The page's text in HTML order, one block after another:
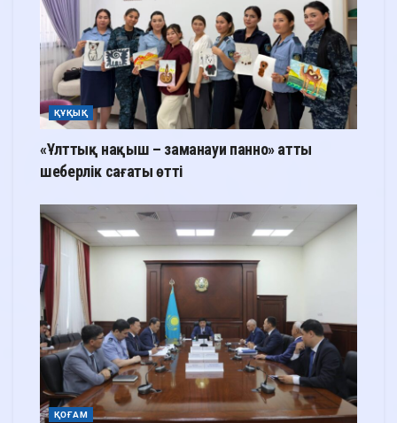
ҚҰҚЫҚ
«Ұлттық нақыш – заманауи панно» атты
шеберлік сағаты өтті
ҚОҒАМ